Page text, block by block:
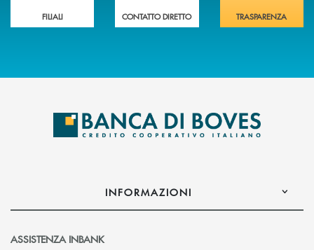
FILIALI CONTATTO DIRETTO TRASPARENZA
INFORMAZIONI
ASSISTENZA INBANK